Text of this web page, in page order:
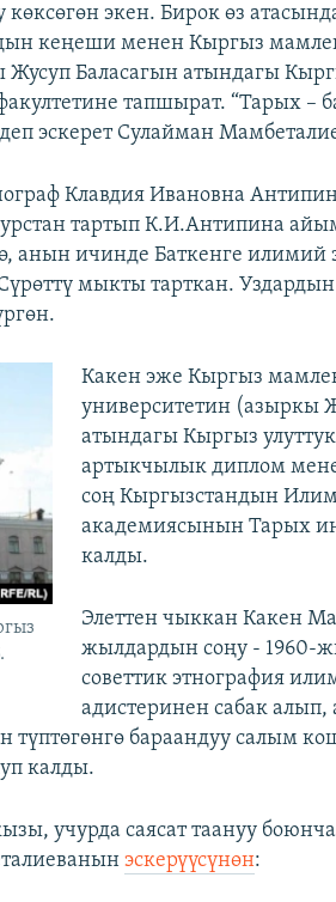
экен. Бирок өз
кеңеши менен Кыргыз
Баласагын атындагы
тапшырат. “Тарых –
эскерет Сулайман
Клавдия Ивановна
тартып К.И.Антипина
анын ичинде Баткенге илимий
мыкты тарткан.
Какен эже Кыргыз
университетин (азыркы
атындагы Кыргыз
артыкчылык диплом
соң Кыргызстандын
академиясынын Тарых
калды.
Элеттен чыккан Какен
жылдардын соңу - 1960-
советтик этнография
адистеринен сабак
түптөгөнгө бараандуу салым
калды.
учурда саясат таануу
эскерүүсүнөн: